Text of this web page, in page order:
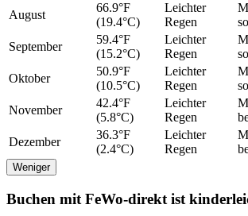
August
66.9°F
(19.4°C)
Leichter
Regen
September
59.4°F
(15.2°C)
Leichter
Regen
Oktober
50.9°F
(10.5°C)
Leichter
Regen
November
42.4°F
(5.8°C)
Leichter
Regen
Dezember
36.3°F
(2.4°C)
Leichter
Regen
Weniger
Buchen mit FeWo-direkt ist